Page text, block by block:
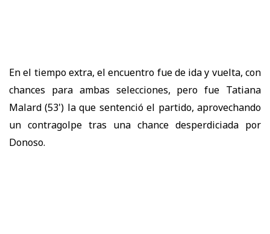
En el tiempo extra, el encuentro fue de ida y vuelta, con
chances para ambas selecciones, pero fue Tatiana
Malard (53') la que sentenció el partido, aprovechando
un contragolpe tras una chance desperdiciada por
Donoso.